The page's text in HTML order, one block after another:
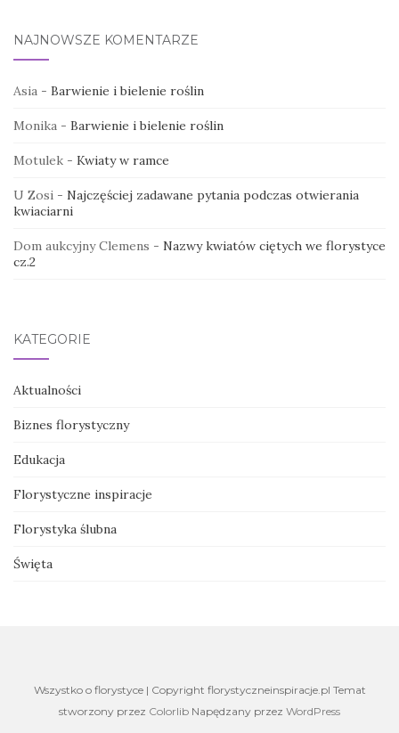
NAJNOWSZE KOMENTARZE
Asia - Barwienie i bielenie roślin
Monika - Barwienie i bielenie roślin
Motulek - Kwiaty w ramce
U Zosi - Najczęściej zadawane pytania podczas otwierania
kwiaciarni
Dom aukcyjny Clemens - Nazwy kwiatów ciętych we florystyce
cz.2
KATEGORIE
Aktualności
Biznes florystyczny
Edukacja
Florystyczne inspiracje
Florystyka ślubna
Święta
Wszystko o florystyce | Copyright florystyczneinspiracje.pl Temat
stworzony przez Colorlib Napędzany przez WordPress